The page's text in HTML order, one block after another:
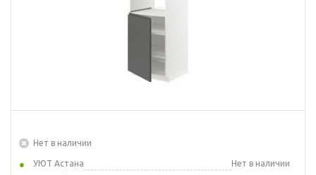
Нет в наличии
УЮТ Астана
Нет в наличии